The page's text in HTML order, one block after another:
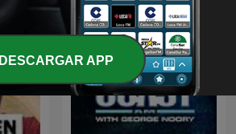
DESCARGAR APP